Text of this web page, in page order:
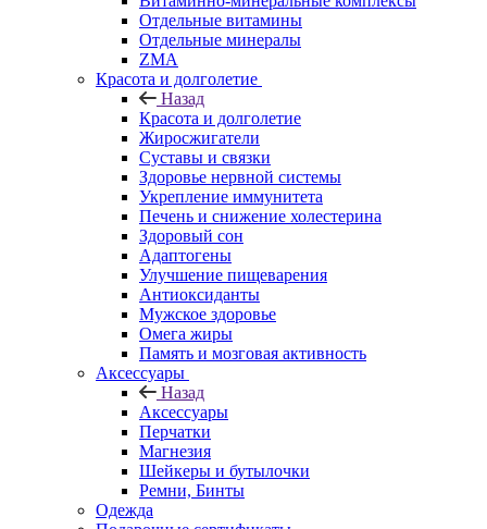
Отдельные витамины
Отдельные минералы
ZMA
Красота и долголетие
Назад
Красота и долголетие
Жиросжигатели
Суставы и связки
Здоровье нервной системы
Укрепление иммунитета
Печень и снижение холестерина
Здоровый сон
Адаптогены
Улучшение пищеварения
Антиоксиданты
Мужское здоровье
Омега жиры
Память и мозговая активность
Аксессуары
Назад
Аксессуары
Перчатки
Магнезия
Шейкеры и бутылочки
Ремни, Бинты
Одежда